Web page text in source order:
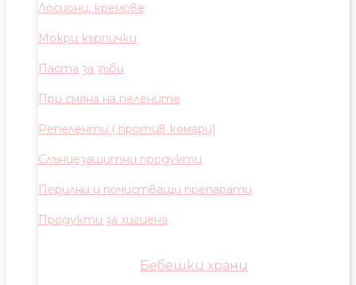
Лосиони, кремове
Мокри кърпички
Паста за зъби
При смяна на пелените
Репеленти ( против комари)
Слънцезащитни продукти
Перилни и почистващи препарати
Продукти за хигиена
Бебешки храни